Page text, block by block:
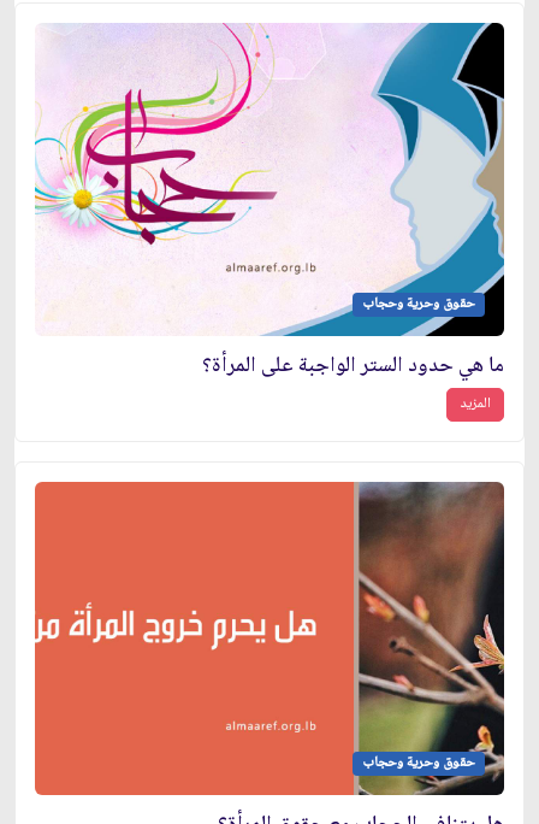
حقوق وحرية وحجاب
ما هي حدود الستر الواجبة على المرأة؟
المزيد
حقوق وحرية وحجاب